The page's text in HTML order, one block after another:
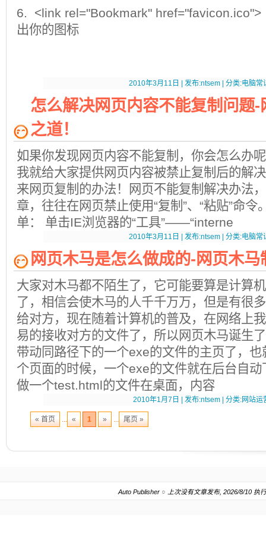
6. <link rel="Bookmark"
出你的图标
2010年3月11日 | 发布:ntsem | 分类:电脑常
怎么解决网页内容不能复制问题
之道！
如果你发现网页内容不能复制，你会怎么办
我就给大家提供网页内容被禁止复制后的解
来网页复制的办法！网页不能复制解决办法
章，往往在网页禁止使用“复制”、“粘贴”命令
单： 单击IE浏览器的“工具”——“interne
2010年3月11日 | 发布:ntsem | 分类:电脑常
网页木马是怎么做成的-网页木马
大家对木马都不陌生了，它可能要算是计算
了，相信会使木马的人千千万万，但是有很
给对方，现在随着计算机的普及，在网络上
易的接收对方的文件了，所以网页木马诞生
带动同路径下的一个exe的文件的主页了，
个页面的时候，一个exe的文件就在后台自
做一个test.html的文件在桌面，内容
2010年1月7日 | 发布:ntsem | 分类:网站运
« 首页 ... « 1 » ... 尾页 »
Auto Publisher ○ 上次没有文章发布, 2026/8/10 执